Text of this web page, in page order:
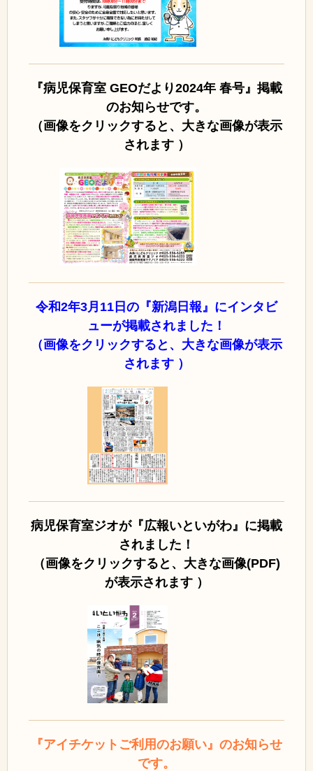
『病児保育室 GEOだより2024年 春号』掲載
のお知らせです。
（画像をクリックすると、大きな画像が表示
されます ）
令和2年3月11日の『新潟日報』にインタビ
ューが掲載されました！
（画像をクリックすると、大きな画像が表示
されます ）
病児保育室ジオが『広報いといがわ』に掲載
されました！
（画像をクリックすると、大きな画像(PDF)
が表示されます ）
『アイチケットご利用のお願い』のお知らせ
です。